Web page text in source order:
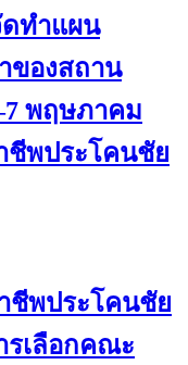
ดทำแผน
ของสถาน
พฤษภาคม
ชีพประโคนชัย
ชีพประโคนชัย
รเลือกคณะ